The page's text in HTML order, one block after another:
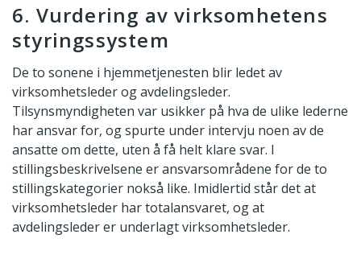
6. Vurdering av virksomhetens
styringssystem
De to sonene i hjemmetjenesten blir ledet av
virksomhetsleder og avdelingsleder.
Tilsynsmyndigheten var usikker på hva de ulike lederne
har ansvar for, og spurte under intervju noen av de
ansatte om dette, uten å få helt klare svar. I
stillingsbeskrivelsene er ansvarsområdene for de to
stillingskategorier nokså like. Imidlertid står det at
virksomhetsleder har totalansvaret, og at
avdelingsleder er underlagt virksomhetsleder.